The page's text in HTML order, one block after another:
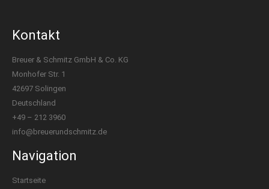
Kontakt
Breuer & Schmitz GmbH & Co. KG​
Monhofer Str. 1
42697 Solingen
Deutschland
+49 – 212 3960
info@breuerundschmitz.de
Navigation
Startseite